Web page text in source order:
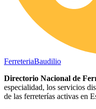
FerreteriaBaudilio
Directorio Nacional de
especialidad, los servicios
de las ferreterías activas en